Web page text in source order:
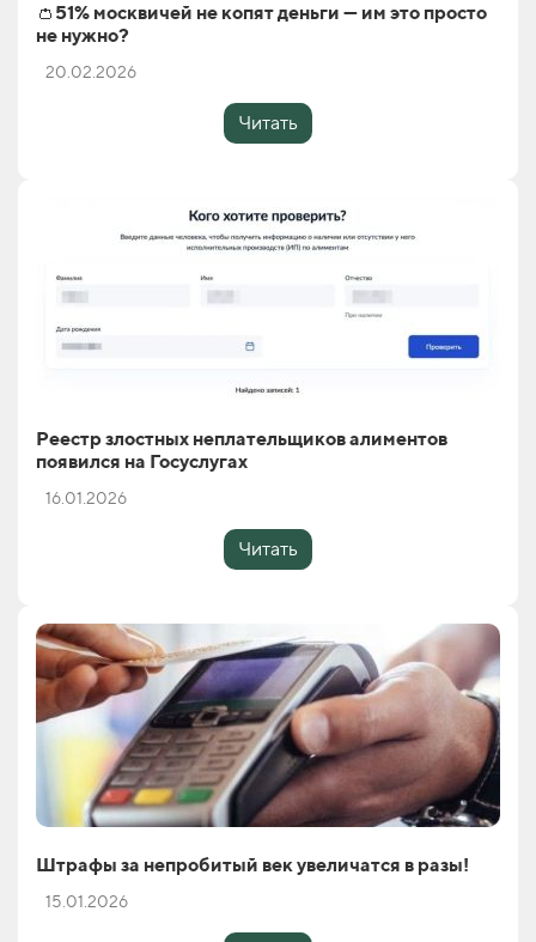
👛51% москвичей не копят деньги — им это просто
не нужно?
20.02.2026
Читать
Реестр злостных неплательщиков алиментов
появился на Госуслугах
16.01.2026
Читать
Штрафы за непробитый век увеличатся в разы!
15.01.2026